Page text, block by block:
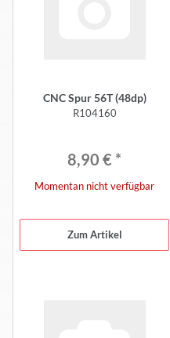
CNC Spur 56T (48dp)
R104160
8,90 € *
Momentan nicht verfügbar
Zum Artikel